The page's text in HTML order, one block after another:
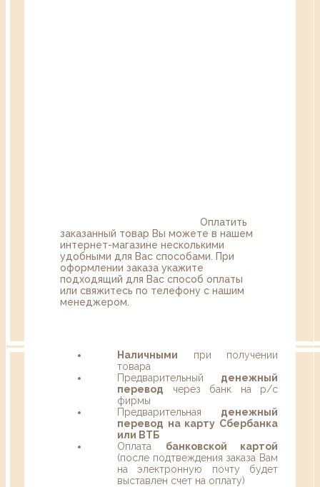
Оплатить
заказанный товар Вы можете в нашем
интернет-магазине несколькими
удобными для Вас способами. При
оформлении заказа укажите
подходящий для Вас способ оплаты
или свяжитесь по телефону с нашим
менеджером.
Наличными при получении
товара
Предварительный денежный
перевод через банк на р/с
фирмы
Предварительная денежный
перевод на карту Сбербанка
или ВТБ
Оплата банковской картой
(после подтвеждения заказа Вам
на электронную почту будет
выставлен счет на оплату)